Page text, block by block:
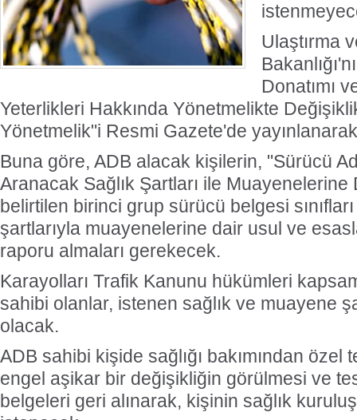
Ulaştırma
Donatımı
Yeterlikleri Hakkında Yönetmelikte
Yönetmelik"i Resmi Gazete'de
Buna göre, ADB alacak kişilerin, "Sürücü
Aranacak Sağlık Şartları ile
belirtilen birinci grup sürücü belgesi
şartlarıyla muayenelerine dair usul ve
raporu almaları gerekecek.
Karayolları Trafik Kanunu hükümleri
sahibi olanlar, istenen sağlık ve muayene
olacak.
ADB sahibi kişide sağlığı bakımından özel
engel aşikar bir değişikliğin görülmesi ve
belgeleri geri alınarak, kişinin sağlık